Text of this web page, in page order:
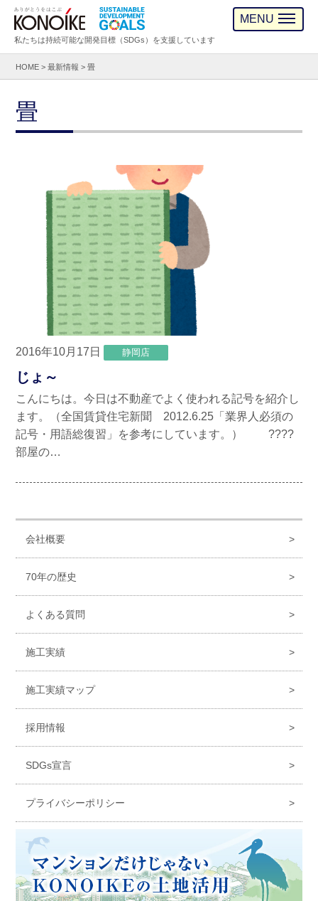
私たちは持続可能な開発目標（SDGs）を支援しています
MENU
HOME >最新情報 >畳
畳
2016年10月17日 静岡店
じょ～
こんにちは。今日は不動産でよく使われる記号を紹介し
ます。（全国賃貸住宅新聞 2012.6.25「業界人必須の
記号・用語総復習」を参考にしています。） ????
部屋の…
会社概要
70年の歴史
よくある質問
施工実績
施工実績マップ
採用情報
SDGs宣言
プライバシーポリシー